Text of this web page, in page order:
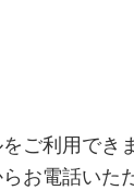
ご利用でき
電話いた